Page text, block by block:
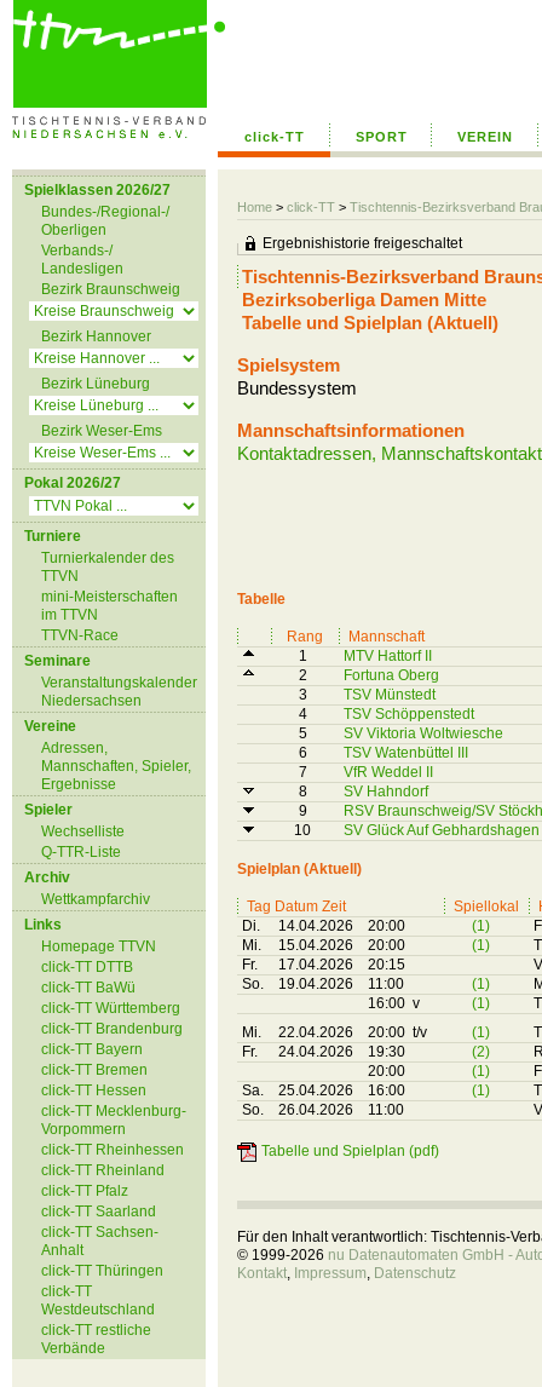
click-TT SPORT VEREIN
Home > click-TT > Tischtennis-Bezirksverband
Spielklassen 2026/27
Bundes-/Regional-/
Oberligen
Verbands-/
Landesligen
Bezirk Braunschweig
Bezirk Hannover
Bezirk Lüneburg
Bezirk Weser-Ems
Pokal 2026/27
Turniere
Turnierkalender des
TTVN
mini-Meisterschaften
im TTVN
TTVN-Race
Seminare
Veranstaltungskalender
Niedersachsen
Vereine
Adressen,
Mannschaften, Spieler,
Ergebnisse
Spieler
Wechselliste
Q-TTR-Liste
Archiv
Wettkampfarchiv
Links
Homepage TTVN
click-TT DTTB
click-TT BaWü
click-TT Württemberg
click-TT Brandenburg
click-TT Bayern
click-TT Bremen
click-TT Hessen
click-TT Mecklenburg-
Vorpommern
click-TT Rheinhessen
click-TT Rheinland
click-TT Pfalz
click-TT Saarland
click-TT Sachsen-
Anhalt
click-TT Thüringen
click-TT
Westdeutschland
click-TT restliche
Verbände
Ergebnishistorie freigeschaltet
Tischtennis-Bezirksverband
Bezirksoberliga Damen Mitte
Tabelle und Spielplan (Aktuell)
Spielsystem
Bundessystem
Mannschaftsinformationen
Kontaktadressen,
Tabelle
Rang
Mannschaft
1
MTV Hattorf II
2
Fortuna Oberg
3
TSV Münstedt
4
TSV Schöppenstedt
5
SV Viktoria Woltwiesche
6
TSV Watenbüttel III
7
VfR Weddel II
8
SV Hahndorf
9
RSV Braunschweig/SV
10
SV Glück Auf Gebhardshagen
Spielplan (Aktuell)
Tag Datum Zeit Spiellokal
Di.
14.04.2026 20:00 (1)
Mi.
15.04.2026 20:00 (1)
Fr.
17.04.2026 20:15
So.
19.04.2026 11:00 (1)
16:00 v
(1)
Mi.
22.04.2026 20:00 t/v (1)
Fr.
24.04.2026 19:30 (2)
20:00
(1)
Sa.
25.04.2026 16:00 (1)
So.
26.04.2026 11:00
Tabelle und Spielplan (pdf)
Für den Inhalt verantwortlich: Tischtennis-
© 1999-2026 nu Datenautomaten GmbH -
Kontakt, Impressum, Datenschutz